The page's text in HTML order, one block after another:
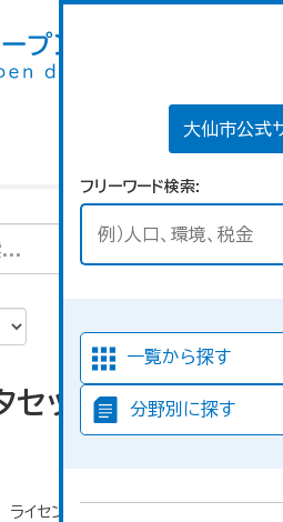
大仙市公式
フリーワード検索
一覧から探す
分野別に探す
セットが見つか
ライセンス: